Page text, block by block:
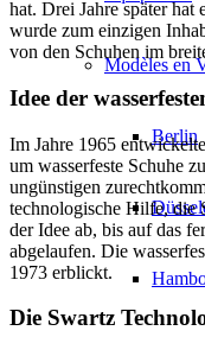
Modèles en
Berlin
hat. Drei Jahre später
wurde zum einzigen
von den Schuhen im
Idee der
Im Jahre 1965
um wasserfeste Schuhe
ungünstigen
technologische Hilfe, die
der Idee ab, bis auf das
abgelaufen. Die
1973 erblickt.
Die Swartz